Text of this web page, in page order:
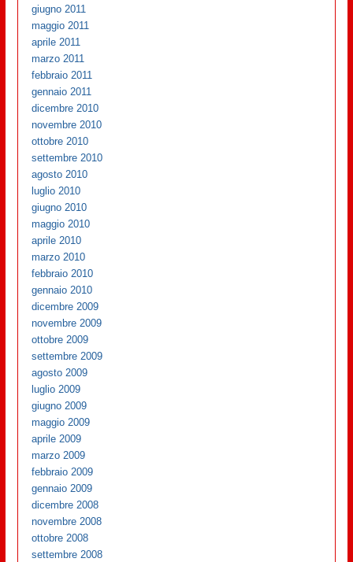
giugno 2011
maggio 2011
aprile 2011
marzo 2011
febbraio 2011
gennaio 2011
dicembre 2010
novembre 2010
ottobre 2010
settembre 2010
agosto 2010
luglio 2010
giugno 2010
maggio 2010
aprile 2010
marzo 2010
febbraio 2010
gennaio 2010
dicembre 2009
novembre 2009
ottobre 2009
settembre 2009
agosto 2009
luglio 2009
giugno 2009
maggio 2009
aprile 2009
marzo 2009
febbraio 2009
gennaio 2009
dicembre 2008
novembre 2008
ottobre 2008
settembre 2008